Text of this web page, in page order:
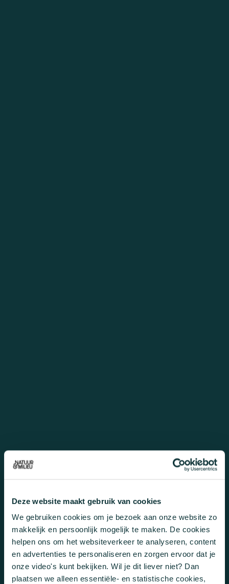
Deze website maakt gebruik van cookies
We gebruiken cookies om je bezoek aan onze website zo
makkelijk en persoonlijk mogelijk te maken. De cookies
helpen ons om het websiteverkeer te analyseren, content
en advertenties te personaliseren en zorgen ervoor dat je
onze video's kunt bekijken. Wil je dit liever niet? Dan
plaatsen we alleen essentiële- en statistische cookies,